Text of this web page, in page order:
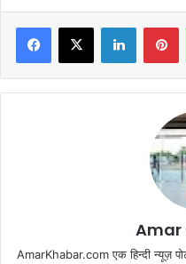
Facebook
X LinkedIn
Amar
AmarKhabar.com एक हिन्दी न्यूज़